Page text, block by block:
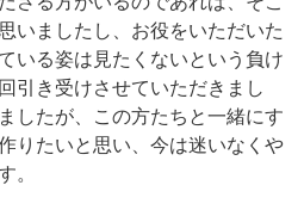
いましたし、お役をいただいた
いる姿は見たくないという負け
引き受けさせていただきまし
したが、この方たちと一緒にす
りたいと思い、今は迷いなくや
。